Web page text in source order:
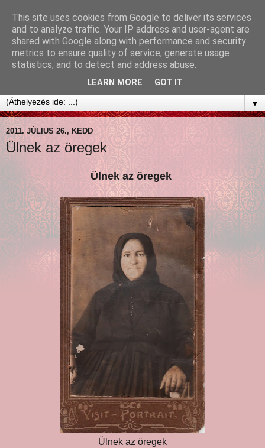
▼
2011. JÚLIUS 26., KEDD
Ülnek az öregek
Ülnek az öregek
Ülnek az öregek
This site uses cookies from Google to deliver its services
and to analyze traffic. Your IP address and user-agent are
shared with Google along with performance and security
metrics to ensure quality of service, generate usage
statistics, and to detect and address abuse.
LEARN MORE GOT IT